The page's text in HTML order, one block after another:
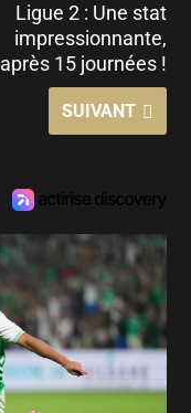
Ligue 2 : Une stat
impressionnante,
après 15 journées !
SUIVANT